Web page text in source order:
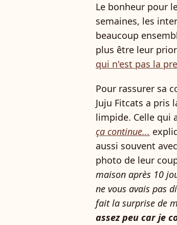
Le bonheur pour
semaines, les
beaucoup
plus être leur
qui n'est pas la
Pour rassurer sa
Juju Fitcats a pris
limpide. Celle qui
ça continue...
aussi souvent
photo de leur
maison après 10
ne vous avais pas
fait la surprise de
assez peu car je